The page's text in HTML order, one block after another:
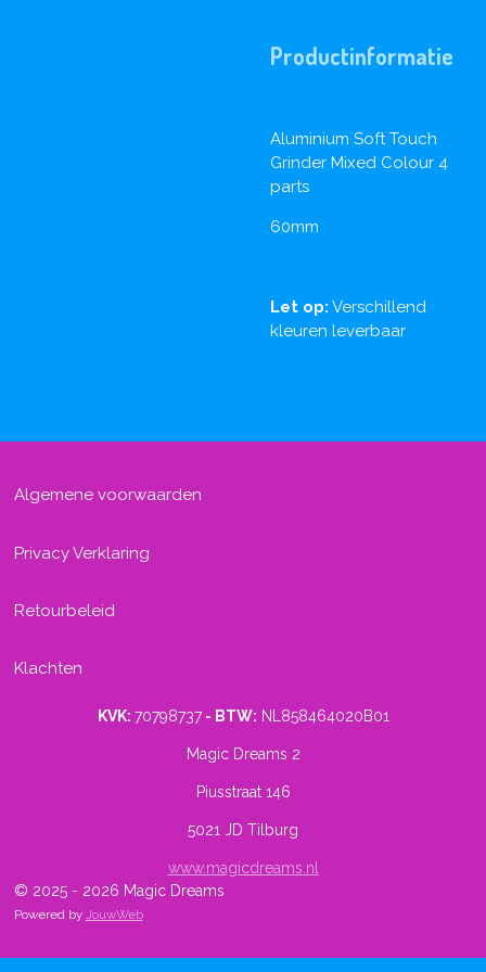
Productinformatie
Aluminium Soft Touch
Grinder Mixed Colour 4
parts
60mm
Let op: Verschillend
kleuren leverbaar
Algemene voorwaarden
Privacy Verklaring
Retourbeleid
Klachten
KVK: 70798737- BTW: NL858464020B01
Magic Dreams 2
Piusstraat 146
5021 JD Tilburg
www.magicdreams.nl
© 2025 - 2026 Magic Dreams
Powered by JouwWeb